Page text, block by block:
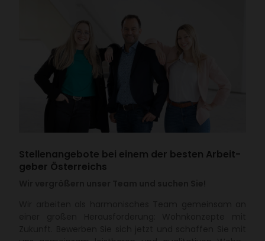
Stel­len­an­ge­bote bei einem der besten Arbeit­
geber Öster­reichs